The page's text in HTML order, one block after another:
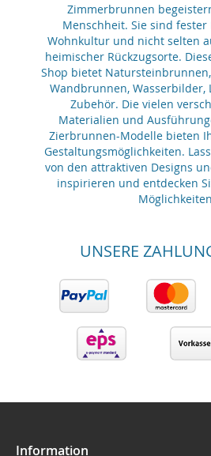
Zimmerbrunnen
Menschheit. Sie sind
Wohnkultur und nicht selten
heimischer Rückzugsorte.
Shop bietet
Wandbrunnen,
Zubehör. Die vielen
Materialien und
Zierbrunnen-Modelle bieten
Gestaltungsmöglichkeiten.
von den attraktiven Designs
inspirieren und entdecken
UNSERE
Information